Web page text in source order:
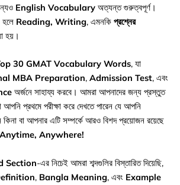
English Vocabulary অত্যন্ত গুরুত্বপূর্ণ।
হলে Reading, Writing, এমনকি প্রশ্নের
হয়।
30 GMAT Vocabulary Words, যা
MBA Preparation, Admission Test, এবং
অর্জনে সাহায্য করবে। আমরা আপনাদের জন্য প্রস্তুত
আপনি প্রথমে পরীক্ষা করে দেখতে পারেন যে আপনি
কিনা বা আপনার এটি সম্পর্কে আরও বিশদ প্রয়োজন রয়েছে
Anywhere!
Section-এর নিচেই আমরা শব্দগুলির বিস্তারিত দিয়েছি,
, Bangla Meaning, এবং Example